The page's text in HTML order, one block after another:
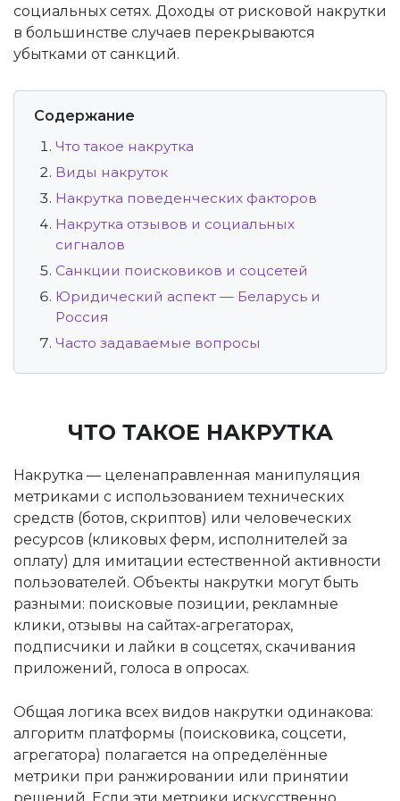
социальных сетях. Доходы от рисковой накрутки
в большинстве случаев перекрываются
убытками от санкций.
Содержание
Что такое накрутка
Виды накруток
Накрутка поведенческих факторов
Накрутка отзывов и социальных
сигналов
Санкции поисковиков и соцсетей
Юридический аспект — Беларусь и
Россия
Часто задаваемые вопросы
ЧТО ТАКОЕ НАКРУТКА
Накрутка — целенаправленная манипуляция
метриками с использованием технических
средств (ботов, скриптов) или человеческих
ресурсов (кликовых ферм, исполнителей за
оплату) для имитации естественной активности
пользователей. Объекты накрутки могут быть
разными: поисковые позиции, рекламные
клики, отзывы на сайтах-агрегаторах,
подписчики и лайки в соцсетях, скачивания
приложений, голоса в опросах.
Общая логика всех видов накрутки одинакова:
алгоритм платформы (поисковика, соцсети,
агрегатора) полагается на определённые
метрики при ранжировании или принятии